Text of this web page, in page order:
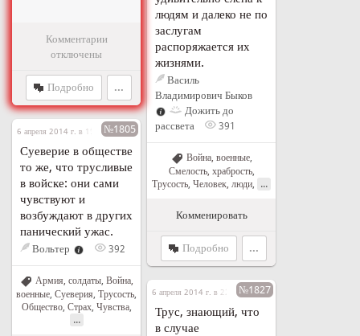
людям и далеко не по
заслугам
распоряжается их
жизнями.
Василь
Владимирович Быков
Дожить до
рассвета
391
Война, военные,
Смелость, храбрость,
Трусость Человек, люди ...
Комменировать
Подробно ...
Комментарии
отключены
Подробно ...
6 апреля 2014 г. в 19:56№1805
Суеверие в обществе
то же, что трусливые
в войске: они сами
чувствуют и
возбуждают в других
панический ужас.
Вольтер 392
Армия, солдаты, Война,
военные Суеверия Трусость
Общество, Страх, Чувства,
...
6 апреля 2014 г. в 22:12№1827
Трус, знающий, что
в случае